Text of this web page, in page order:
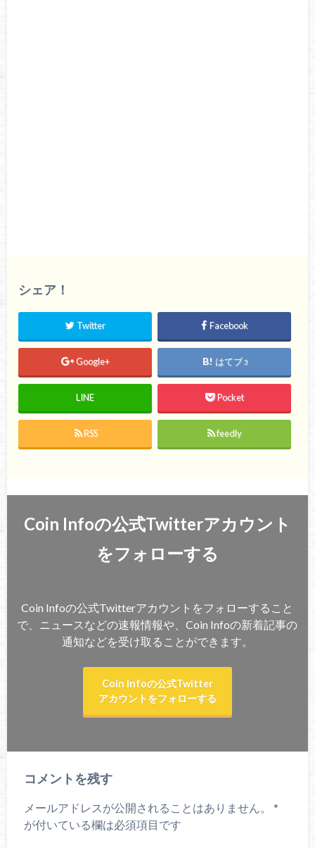
シェア！
Twitter Facebook
Google+ はてブ3
LINE Pocket
RSS feedly
Coin Infoの公式Twitterアカウント
をフォローする
Coin Infoの公式Twitterアカウントをフォローすること
で、ニュースなどの速報情報や、Coin Infoの新着記事の
通知などを受け取ることができます。
Coin Infoの公式Twitter
アカウントをフォローする
コメントを残す
メールアドレスが公開されることはありません。
*
が付いている欄は必須項目です